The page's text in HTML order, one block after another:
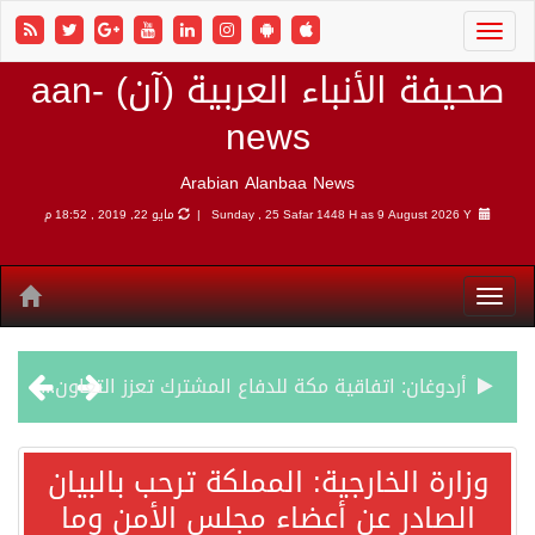
صحيفة الأنباء العربية (آن) aan-
news
Arabian Alanbaa News
Sunday , 25 Safar 1448 H as9 August 2026 Y | مايو 22, 2019 , 18:52 م
أردوغان: اتفاقية مكة للدفاع المشترك تعزز التعاون الأمني ولا تستهدف أي دولة
سمو وزير الخارجية : اتفاقية مكة تعكس الإرادة السياسية لحماية أمن المنطقة
وزارة الخارجية: المملكة ترحب بالبيان
الصادر عن أعضاء مجلس الأمن وما